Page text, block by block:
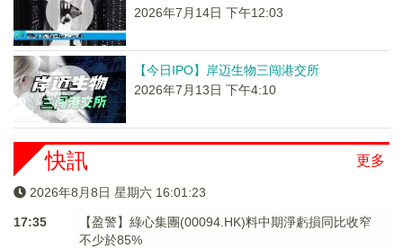
2026年7月14日 下午12:03
【今日IPO】岸迈生物三闯港交所
2026年7月13日 下午4:10
更多
快訊
2026年8月8日 星期六 16:01:24
17:35
【盈警】綠心集團(00094.HK)料中期淨虧損同比收窄
不少於85%